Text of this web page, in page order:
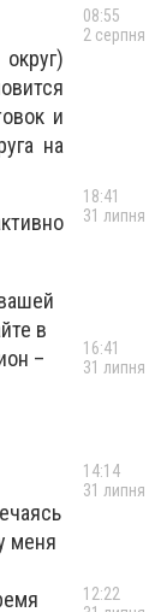
и
на
в
–
меня
08:55
2 серпня
18:41
31 липня
16:41
31 липня
14:14
31 липня
12:22